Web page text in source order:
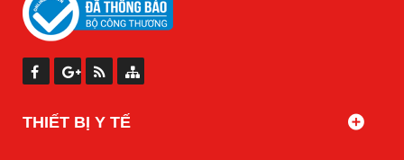
THIẾT BỊ Y TẾ